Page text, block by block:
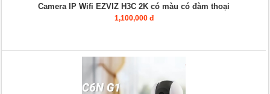
Camera IP Wifi EZVIZ H3C 2K có màu có đàm thoại
1,100,000 đ